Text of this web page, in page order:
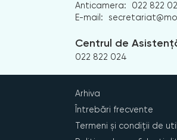
Anticamera:
022 822
E-mail:
Centrul de
022 822 024
Arhiva
Întrebări frecvente
Termeni și condiții de